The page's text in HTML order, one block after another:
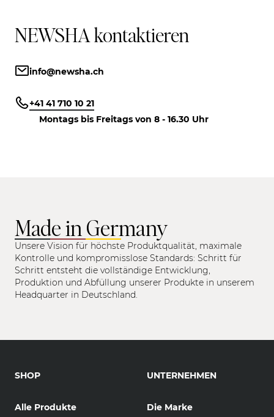
NEWSHA kontaktieren
info@newsha.ch
+41 41 710 10 21
Montags bis Freitags von 8 - 16.30 Uhr
Made in Germany
Unsere Vision für höchste Produktqualität, maximale
Kontrolle und kompromisslose Standards: Schritt für
Schritt entsteht die vollständige Entwicklung,
Produktion und Abfüllung unserer Produkte in unserem
Headquarter in Deutschland.
SHOP
Alle Produkte
UNTERNEHMEN
Die Marke